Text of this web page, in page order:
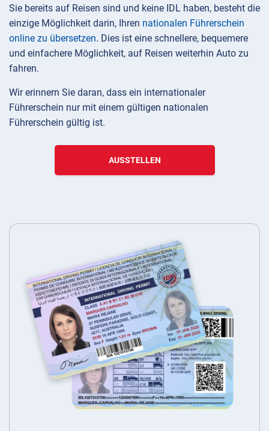
Sie bereits auf Reisen sind und keine IDL haben, besteht die
einzige Möglichkeit darin, Ihren nationalen Führerschein
online zu übersetzen. Dies ist eine schnellere, bequemere
und einfachere Möglichkeit, auf Reisen weiterhin Auto zu
fahren.
Wir erinnern Sie daran, dass ein internationaler
Führerschein nur mit einem gültigen nationalen
Führerschein gültig ist.
AUSSTELLEN